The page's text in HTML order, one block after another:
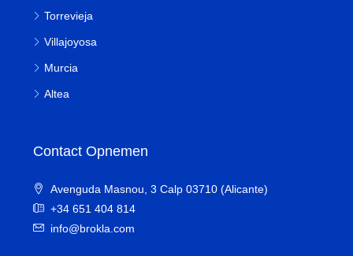
Torrevieja
Villajoyosa
Murcia
Altea
Contact Opnemen
Avenguda Masnou, 3 Calp 03710 (Alicante)
+34 651 404 814
info@brokla.com